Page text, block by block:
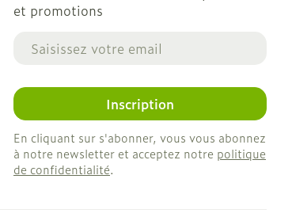
et promotions
Inscription
En cliquant sur s'abonner, vous vous abonnez
à notre newsletter et acceptez notre politique
de confidentialité.